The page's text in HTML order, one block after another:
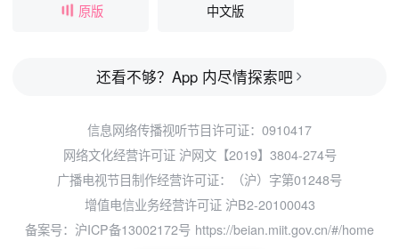
Thompson饰），她精明能干，操持起
日子渐长，善良的基顿还是暗暗打动了
手投足间泄露了爱意。但是每到动情关
头，史蒂芬斯都隐忍着自己的情感，对
基顿的爱化作一段埋没在静默中的故
事。基顿忍痛告别这段无果之爱，远走
他乡嫁为人妇。当时光荏苒，二人再次
会面，心里的爱意仍然说不出口，浓浓
思念化作车站道别的一句祝福。
原版 中文版
还看不够？App 内尽情探索吧
信息网络传播视听节目许可证：0910417
网络文化经营许可证 沪网文【2019】3804-274号
广播电视节目制作经营许可证：（沪）字第01248号
增值电信业务经营许可证 沪B2-20100043
备案号：沪ICP备13002172号 https://beian.miit.gov.cn/#/home